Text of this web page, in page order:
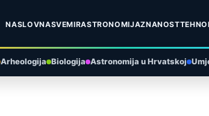
NASLOVNASVEMIRASTRONOMIJAZNANOST
Arheologija Biologija Astronomija u Hrvatskoj